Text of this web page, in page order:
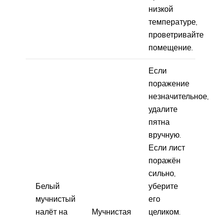
низкой
температуре,
проветривайте
помещение.
Белый
мучнистый
налёт на
Мучнистая
Если
поражение
незначительное,
удалите
пятна
вручную.
Если лист
поражён
сильно,
уберите
его
целиком.